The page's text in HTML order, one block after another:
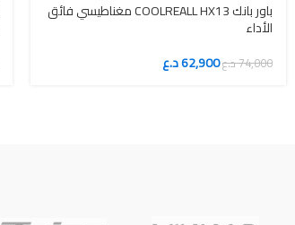
باور بانك COOLREALL HX13 مغناطيسي فائق
الأداء
74,000د.ع62,900د.ع